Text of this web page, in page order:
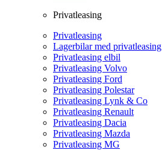
Privatleasing
Privatleasing
Lagerbilar med privatleasing
Privatleasing elbil
Privatleasing Volvo
Privatleasing Ford
Privatleasing Polestar
Privatleasing Lynk & Co
Privatleasing Renault
Privatleasing Dacia
Privatleasing Mazda
Privatleasing MG